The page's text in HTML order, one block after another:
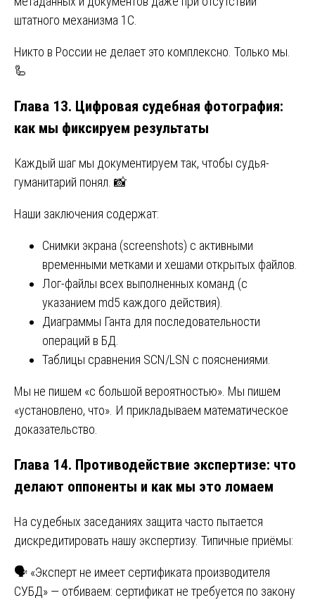
штатного механизма 1С.
Никто в России не делает это комплексно. Только мы.
🦾
Глава 13. Цифровая судебная фотография:
как мы фиксируем результаты
Каждый шаг мы документируем так, чтобы судья-
гуманитарий понял. 📸
Наши заключения содержат:
Снимки экрана (screenshots) с активными
временными метками и хешами открытых файлов.
Лог-файлы всех выполненных команд (с
указанием md5 каждого действия).
Диаграммы Ганта для последовательности
операций в БД.
Таблицы сравнения SCN/LSN с пояснениями.
Мы не пишем «с большой вероятностью». Мы пишем
«установлено, что». И прикладываем математическое
доказательство.
Глава 14. Противодействие экспертизе: что
делают оппоненты и как мы это ломаем
На судебных заседаниях защита часто пытается
дискредитировать нашу экспертизу. Типичные приёмы:
🗣️ «Эксперт не имеет сертификата производителя
СУБД» — отбиваем: сертификат не требуется по закону